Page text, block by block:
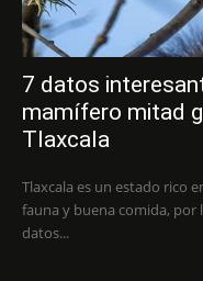
7 datos
mamífero mitad
Tlaxcala
Tlaxcala es un estado rico
fauna y buena comida, por
datos...